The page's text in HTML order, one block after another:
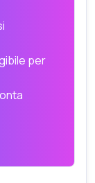
per